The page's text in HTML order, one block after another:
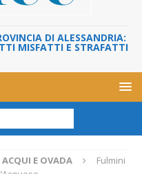
DI ALESSANDRIA:
MISFATTI E STRAFATTI
ACQUI E OVADA
Fulmini